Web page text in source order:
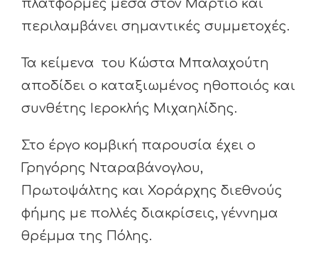
πλατφόρμες μέσα στον Μάρτιο και
περιλαμβάνει σημαντικές συμμετοχές.
Τα κείμενα του Κώστα Μπαλαχούτη
αποδίδει ο καταξιωμένος ηθοποιός και
συνθέτης Ιεροκλής Μιχαηλίδης.
Στο έργο κομβική παρουσία έχει ο
Γρηγόρης Νταραβάνογλου,
Πρωτοψάλτης και Χοράρχης διεθνούς
φήμης με πολλές διακρίσεις, γέννημα
θρέμμα της Πόλης.